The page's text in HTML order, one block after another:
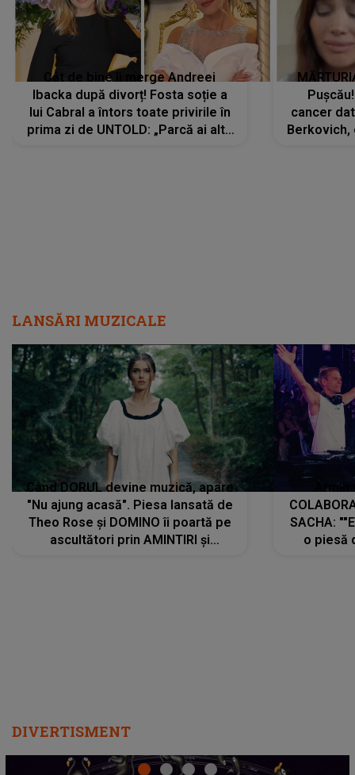
Cât de bine îi merge Andreei
Ibacka după divorț! Fosta soție a
lui Cabral a întors toate privirile în
prima zi de UNTOLD: „Parcă ai altă
cancer
Berkovich,
LANSĂRI MUZICALE
Când DORUL devine muzică, apare
"Nu ajung acasă". Piesa lansată de
Theo Rose și DOMINO îi poartă pe
ascultători prin AMINTIRI și
SACHA:
o piesă
DIVERTISMENT